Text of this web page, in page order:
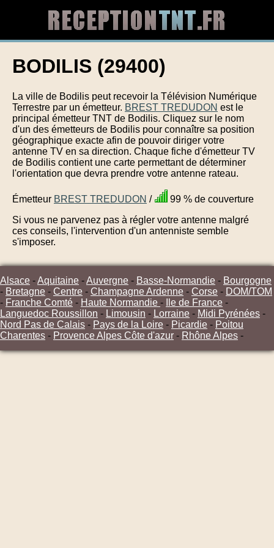
BODILIS (29400)
La ville de Bodilis peut recevoir la Télévision Numérique
Terrestre par un émetteur. BREST TREDUDON est le
principal émetteur TNT de Bodilis. Cliquez sur le nom
d'un des émetteurs de Bodilis pour connaître sa position
géographique exacte afin de pouvoir diriger votre
antenne TV en sa direction. Chaque fiche d'émetteur TV
de Bodilis contient une carte permettant de déterminer
l'orientation que devra prendre votre antenne rateau.
Émetteur BREST TREDUDON /
99 % de couverture
Si vous ne parvenez pas à régler votre antenne malgré
ces conseils, l'intervention d'un antenniste semble
s'imposer.
Alsace -Aquitaine -Auvergne - Basse-Normandie - Bourgogne
- Bretagne - Centre - Champagne Ardenne - Corse - DOM/TOM
- Franche Comté - Haute Normandie - Ile de France -
Languedoc Roussillon - Limousin - Lorraine - Midi Pyrénées -
Nord Pas de Calais - Pays de la Loire - Picardie - Poitou
Charentes - Provence Alpes Côte d'azur - Rhône Alpes -